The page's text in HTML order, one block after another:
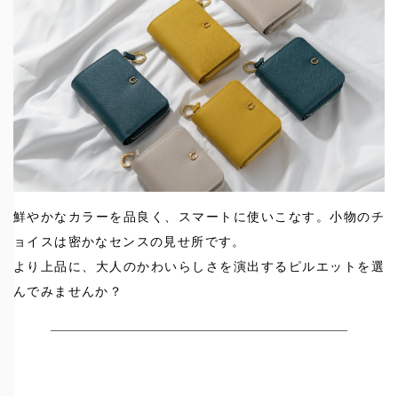
鮮やかなカラーを品良く、スマートに使いこなす。小物のチ
ョイスは密かなセンスの見せ所です。
より上品に、大人のかわいらしさを演出するピルエットを選
んでみませんか？